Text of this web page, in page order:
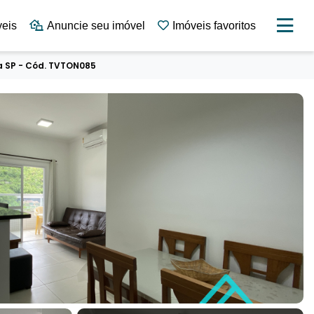
Anuncie seu imóvel Imóveis favoritos
- Cód. TVTON085